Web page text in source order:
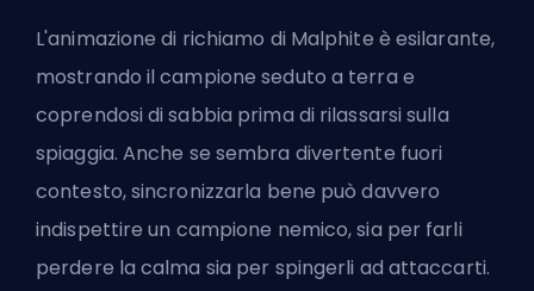
L'animazione di richiamo di Malphite è esilarante,
mostrando il campione seduto a terra e
coprendosi di sabbia prima di rilassarsi sulla
spiaggia. Anche se sembra divertente fuori
contesto, sincronizzarla bene può davvero
indispettire un campione nemico, sia per farli
perdere la calma sia per spingerli ad attaccarti.